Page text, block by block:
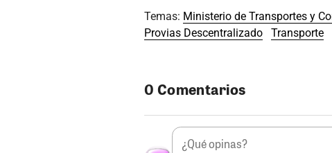
Temas: Ministerio de Transportes y
Provias Descentralizado
Transporte
0 Comentarios